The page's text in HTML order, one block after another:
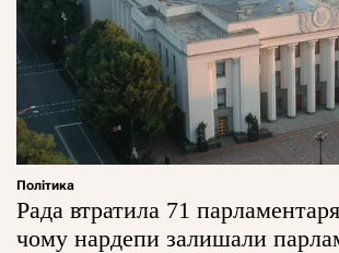
Політика
Рада втратила 71
чому нардепи залишали